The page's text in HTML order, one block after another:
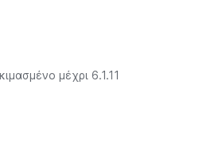
μέχρι 6.1.11